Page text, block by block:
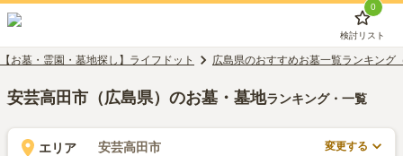
0
検討リスト
【お墓・霊園・墓地探し】ライフドット 広島県のおすすめお墓一覧ランキング
安芸高田市（広島県）のお墓・墓地ランキング・一覧
エリア 安芸高田市 変更する